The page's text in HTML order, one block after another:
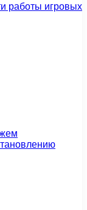
работы игровых